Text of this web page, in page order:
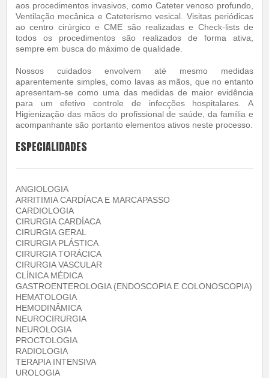
aos procedimentos invasivos, como Cateter venoso profundo,
Ventilação mecânica e Cateterismo vesical. Visitas periódicas
ao centro cirúrgico e CME são realizadas e Check-lists de
todos os procedimentos são realizados de forma ativa,
sempre em busca do máximo de qualidade.
Nossos cuidados envolvem até mesmo medidas
aparentemente simples, como lavas as mãos, que no entanto
apresentam-se como uma das medidas de maior evidência
para um efetivo controle de infecções hospitalares. A
Higienização das mãos do profissional de saúde, da família e
acompanhante são portanto elementos ativos neste processo.
ESPECIALIDADES
ANGIOLOGIA
ARRITIMIA CARDÍACA E MARCAPASSO
CARDIOLOGIA
CIRURGIA CARDÍACA
CIRURGIA GERAL
CIRURGIA PLÁSTICA
CIRURGIA TORÁCICA
CIRURGIA VASCULAR
CLÍNICA MÉDICA
GASTROENTEROLOGIA (ENDOSCOPIA E COLONOSCOPIA)
HEMATOLOGIA
HEMODINÂMICA
NEUROCIRURGIA
NEUROLOGIA
PROCTOLOGIA
RADIOLOGIA
TERAPIA INTENSIVA
UROLOGIA